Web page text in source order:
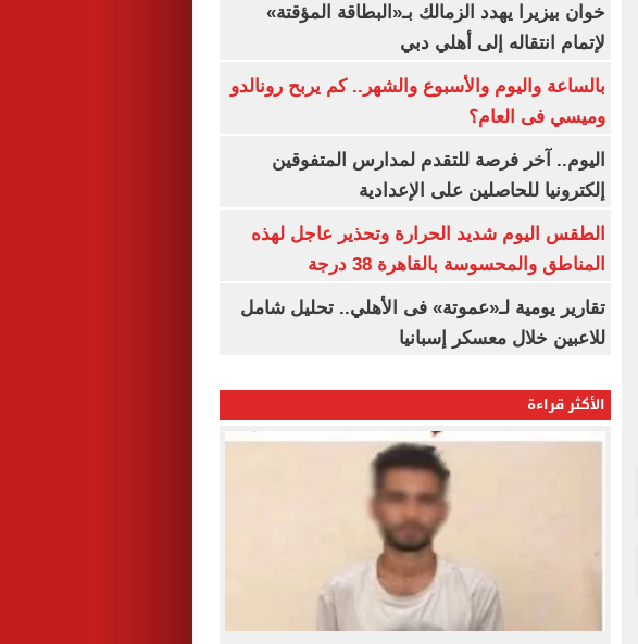
خوان بيزيرا يهدد الزمالك بـ«البطاقة المؤقتة»
لإتمام انتقاله إلى أهلي دبي
بالساعة واليوم والأسبوع والشهر.. كم يربح رونالدو
وميسي فى العام؟
اليوم.. آخر فرصة للتقدم لمدارس المتفوقين
إلكترونيا للحاصلين على الإعدادية
الطقس اليوم شديد الحرارة وتحذير عاجل لهذه
المناطق والمحسوسة بالقاهرة 38 درجة
تقارير يومية لـ«عموتة» فى الأهلي.. تحليل شامل
للاعبين خلال معسكر إسبانيا
الأكثر قراءة